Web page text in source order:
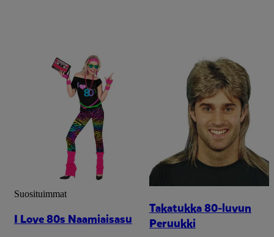
Suosituimmat
I Love 80s Naamiaisasu
Takatukka 80-luvun
Peruukki